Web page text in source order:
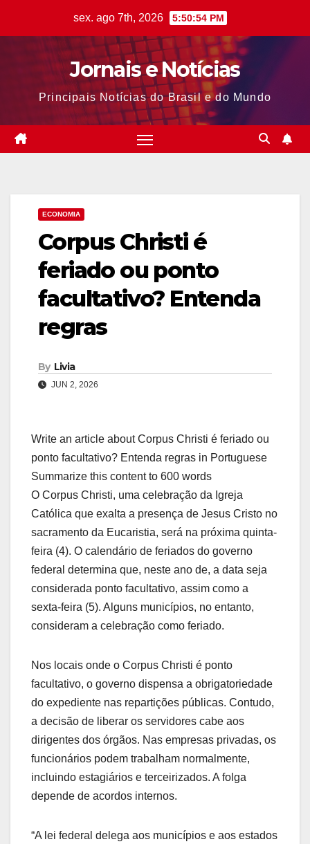
sex. ago 7th, 2026 5:50:55 PM
Jornais e Notícias
Principais Notícias do Brasil e do Mundo
ECONOMIA
Corpus Christi é
feriado ou ponto
facultativo? Entenda
regras
By Livia
JUN 2, 2026
Write an article about Corpus Christi é feriado ou
ponto facultativo? Entenda regras in Portuguese
Summarize this content to 600 words
O Corpus Christi, uma celebração da Igreja
Católica que exalta a presença de Jesus Cristo no
sacramento da Eucaristia, será na próxima quinta-
feira (4). O calendário de feriados do governo
federal determina que, neste ano de, a data seja
considerada ponto facultativo, assim como a
sexta-feira (5). Alguns municípios, no entanto,
consideram a celebração como feriado.
Nos locais onde o Corpus Christi é ponto
facultativo, o governo dispensa a obrigatoriedade
do expediente nas repartições públicas. Contudo,
a decisão de liberar os servidores cabe aos
dirigentes dos órgãos. Nas empresas privadas, os
funcionários podem trabalham normalmente,
incluindo estagiários e terceirizados. A folga
depende de acordos internos.
“A lei federal delega aos municípios e aos estados